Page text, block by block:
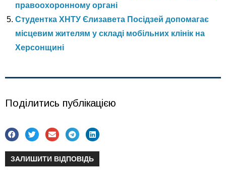
правоохоронному органі
Студентка ХНТУ Єлизавета Посідзей допомагає
місцевим жителям у складі мобільних клінік на
Херсонщині
Поділитись публікацією
ЗАЛИШИТИ ВІДПОВІДЬ